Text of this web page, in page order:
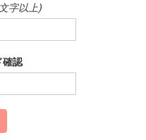
字以上)
確認